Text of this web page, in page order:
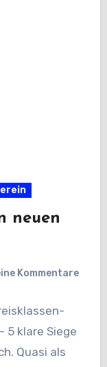
neuen
Kommentare
5 klare Siege
Quasi als